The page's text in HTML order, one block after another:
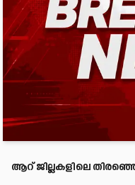
ആറ് ജില്ലകളിലെ